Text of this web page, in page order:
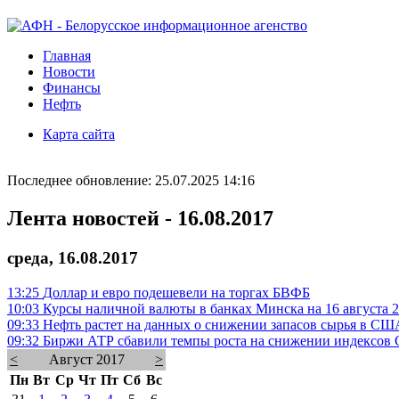
Главная
Новости
Финансы
Нефть
Карта сайта
Последнее обновление: 25.07.2025 14:16
Лента новостей - 16.08.2017
среда, 16.08.2017
13:25 Доллар и евро подешевели на торгах БВФБ
10:03 Курсы наличной валюты в банках Минска на 16 августа
09:33 Нефть растет на данных о снижении запасов сырья в
09:32 Биржи АТР сбавили темпы роста на снижении
<
Август 2017
>
Пн Вт Ср Чт Пт Сб Вс